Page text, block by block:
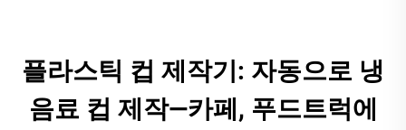
플라스틱 컵 제작기: 자동으로 냉
음료 컵 제작—카페, 푸드트럭에